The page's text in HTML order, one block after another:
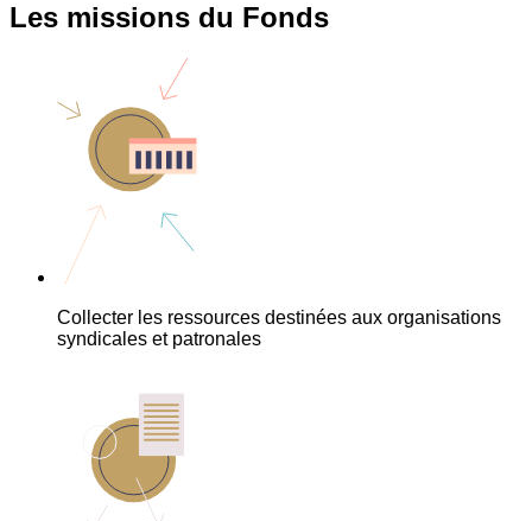
Les missions du Fonds
Collecter les ressources destinées aux organisations
syndicales et patronales